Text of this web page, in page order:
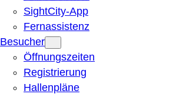
SightCity-App
Fernassistenz
Besucher
Öffnungszeiten
Registrierung
Hallenpläne